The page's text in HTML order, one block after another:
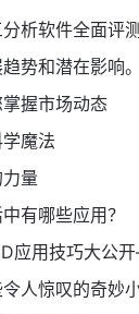
析软件全面评测
势和潜在影响。
握市场动态
魔法
量
有哪些应用？
应用技巧大公
人惊叹的奇妙